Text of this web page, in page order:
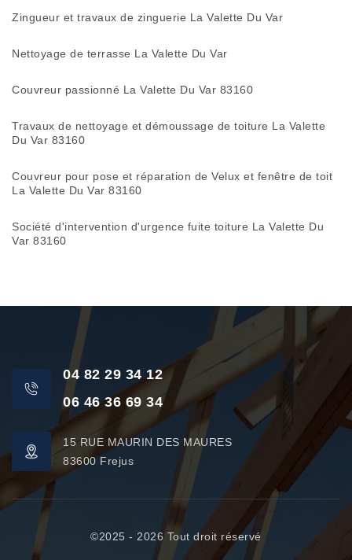
Zingueur et travaux de zinguerie La Valette Du Var
Nettoyage de terrasse La Valette Du Var
Couvreur passionné La Valette Du Var 83160
Travaux de nettoyage et démoussage de toiture La Valette
Du Var 83160
Couvreur pour pose et réparation de Velux et fenêtre de toit
La Valette Du Var 83160
Société d'intervention d'urgence fuite toiture La Valette Du
Var 83160
04 82 29 34 12
06 46 36 69 34
15 RUE MAURIN DES MAURES
83600 Frejus
©2025 - 2026 Tout droit réservé